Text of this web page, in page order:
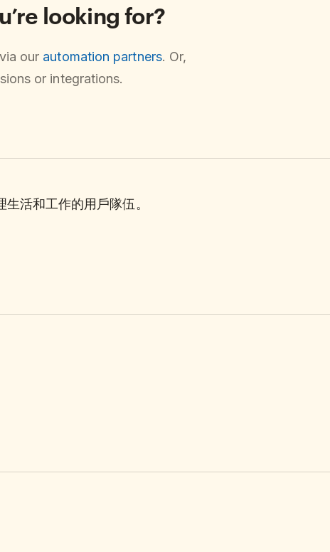
looking for?
our automation partners. Or,
or integrations.
活和工作的用戶隊伍。